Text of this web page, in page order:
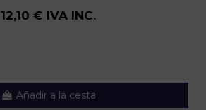
12,10 € IVA INC.
Añadir a la cesta